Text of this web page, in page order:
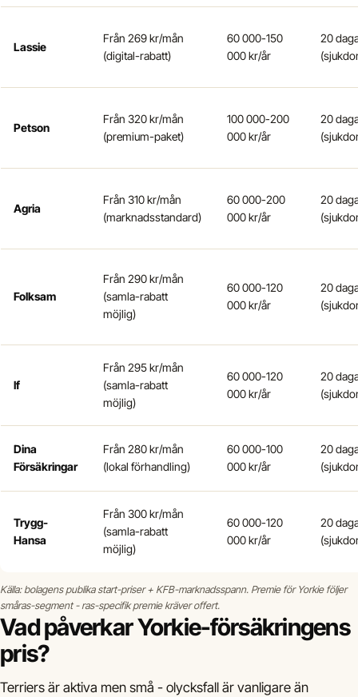
Lassie
Från 269 kr/mån
(digital-rabatt)
60 000-150
000 kr/år
20
Petson
Från 320 kr/mån
(premium-paket)
100 000-200
000 kr/år
20
Agria
Från 310 kr/mån
(marknadsstandard)
60 000-200
000 kr/år
20
Folksam
Från 290 kr/mån
(samla-rabatt
möjlig)
60 000-120
000 kr/år
20
If
Från 295 kr/mån
(samla-rabatt
möjlig)
60 000-120
000 kr/år
20
Dina
Försäkringar
Från 280 kr/mån
(lokal förhandling)
60 000-100
000 kr/år
20
Trygg-
Hansa
Från 300 kr/mån
(samla-rabatt
möjlig)
60 000-120
000 kr/år
20
Källa: bolagens publika start-priser + KFB-marknadsspann. Premie för Yorkie följer
småras-segment - ras-specifik premie kräver offert.
Vad påverkar Yorkie-försäkringens
pris?
Terriers är aktiva men små - olycksfall är vanligare än